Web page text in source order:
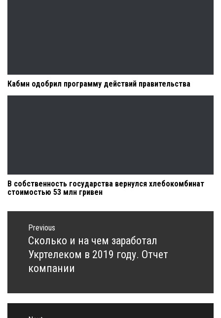
Кабмн одобрил программу действий правительства
В собственность государства вернулся хлебокомбинат
стоимостью 53 млн гривен
Навигация
записям
Previous
Previous
post:
Сколько и на чем заработал
Укртелеком в 2019 году. Отчет
компании